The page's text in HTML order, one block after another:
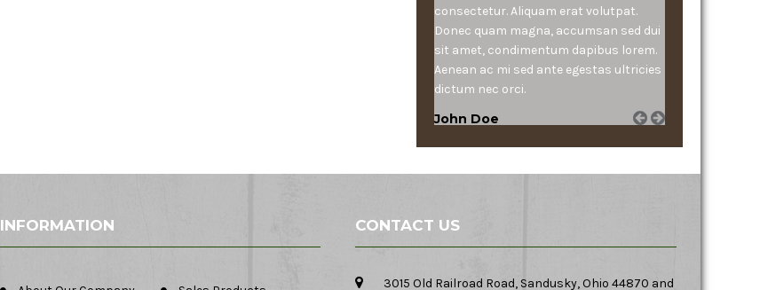
consectetur. Aliquam erat volutpat.
Donec quam magna, accumsan sed dui
sit amet, condimentum dapibus lorem.
Aenean ac mi sed ante egestas ultricies
dictum nec orci.
John Doe
INFORMATION CONTACT US
3015 Old Railroad Road, Sandusky, Ohio 44870 and